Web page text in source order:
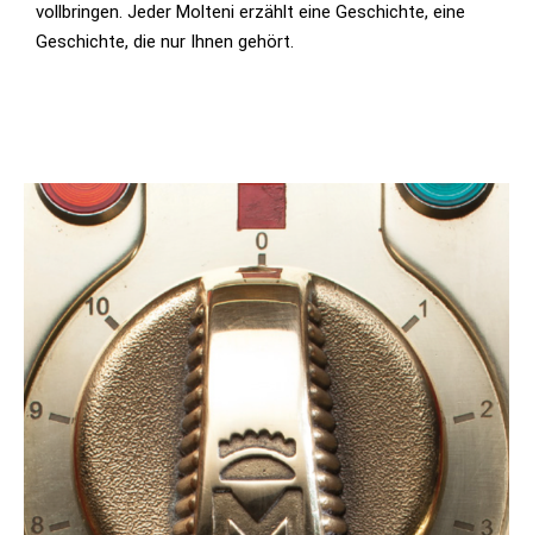
vollbringen. Jeder Molteni erzählt eine Geschichte, eine
Geschichte, die nur Ihnen gehört.